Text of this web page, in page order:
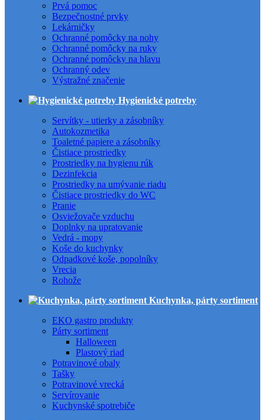
Prvá pomoc
Bezpečnostné prvky
Lekárničky
Ochranné pomôcky na nohy
Ochranné pomôcky na ruky
Ochranné pomôcky na hlavu
Ochranný odev
Výstražné značenie
Hygienické potreby
Servítky - utierky a zásobníky
Autokozmetika
Toaletné papiere a zásobníky
Čistiace prostriedky
Prostriedky na hygienu rúk
Dezinfekcia
Prostriedky na umývanie riadu
Čistiace prostriedky do WC
Pranie
Osviežovače vzduchu
Doplnky na upratovanie
Vedrá - mopy
Koše do kuchynky
Odpadkové koše, popolníky
Vrecia
Rohože
Kuchynka, párty sortiment
EKO gastro produkty
Párty sortiment
Halloween
Plastový riad
Potravinové obaly
Tašky
Potravinové vrecká
Servírovanie
Kuchynské spotrebiče